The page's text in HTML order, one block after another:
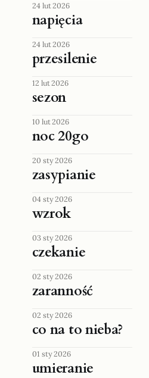
24 lut 2026
napięcia
24 lut 2026
przesilenie
12 lut 2026
sezon
10 lut 2026
noc 20go
20 sty 2026
zasypianie
04 sty 2026
wzrok
03 sty 2026
czekanie
02 sty 2026
zaranność
02 sty 2026
co na to nieba?
01 sty 2026
umieranie